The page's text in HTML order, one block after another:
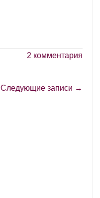
2 комментария
Следующие записи →